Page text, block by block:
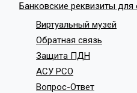
Банковские реквизиты для
Виртуальный музей
Обратная связь
Защита ПДН
АСУ РСО
Вопрос-Ответ